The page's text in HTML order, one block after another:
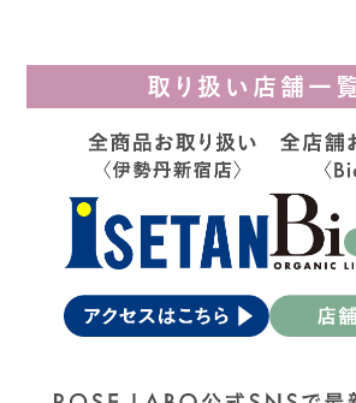
取り扱い店舗一